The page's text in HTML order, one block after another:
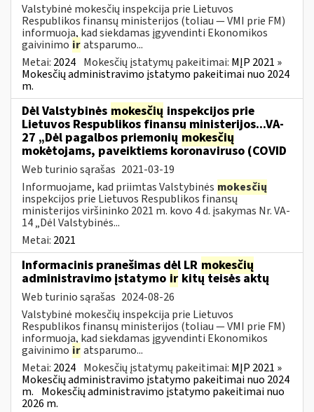
Valstybinė mokesčių inspekcija prie Lietuvos
Respublikos finansų ministerijos (toliau — VMI prie FM)
informuoja, kad siekdamas įgyvendinti Ekonomikos
gaivinimo iratsparumo...
Metai: 2024 Mokesčių įstatymų pakeitimai: MĮP 2021 »
Mokesčių administravimo įstatymo pakeitimai nuo 2024
m.
Dėl Valstybinės mokesčių inspekcijos prie
Lietuvos Respublikos finansų ministerijos...VA-
27 „Dėl pagalbos priemonių mokesčių
mokėtojams, paveiktiems koronaviruso (COVID
Web turinio sąrašas 2021-03-19
Informuojame, kad priimtas Valstybinės mokesčių
inspekcijos prie Lietuvos Respublikos finansų
ministerijos viršininko 2021 m. kovo 4 d. įsakymas Nr. VA-
14 „Dėl Valstybinės...
Metai: 2021
Informacinis pranešimas dėl LR mokesčių
administravimo įstatymo ir kitų teisės aktų
Web turinio sąrašas 2024-08-26
Valstybinė mokesčių inspekcija prie Lietuvos
Respublikos finansų ministerijos (toliau — VMI prie FM)
informuoja, kad siekdamas įgyvendinti Ekonomikos
gaivinimo iratsparumo...
Metai: 2024 Mokesčių įstatymų pakeitimai: MĮP 2021 »
Mokesčių administravimo įstatymo pakeitimai nuo 2024
m. Mokesčių administravimo įstatymo pakeitimai nuo
2026 m.